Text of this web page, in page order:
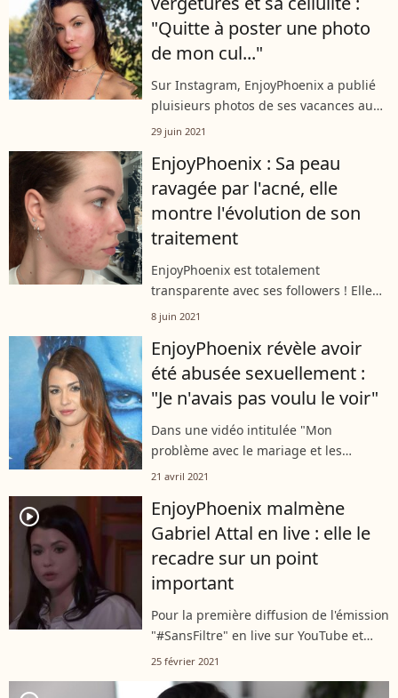
"Quitte à poster une photo
de mon cul..."
Sur Instagram, EnjoyPhoenix a publié
pluisieurs photos de ses vacances au
soleil, le 28 juin 2021. L'occasion
vergetures et de faire passer un
message...
29 juin 2021
EnjoyPhoenix : Sa peau
ravagée par l'acné, elle
montre l'évolution de son
traitement
EnjoyPhoenix est totalement
transparente avec ses followers ! Elle
leur confie depuis plusieurs années
sur son visage. L'influenceuse suit un...
8 juin 2021
EnjoyPhoenix révèle avoir
été abusée sexuellement :
"Je n'avais pas voulu le voir"
Dans une vidéo intitulée "Mon
problème avec le mariage et les
enfants", EnjoyPhoenix se livre sur son
révèle avoir été victime d'abus
sexuels...
21 avril 2021
player2
EnjoyPhoenix malmène
Gabriel Attal en live : elle le
recadre sur un point
important
Pour la première diffusion de l'émission
"#SansFiltre" en live sur YouTube et
Switch, le mercredi 24 février 2021,
25 février 2021